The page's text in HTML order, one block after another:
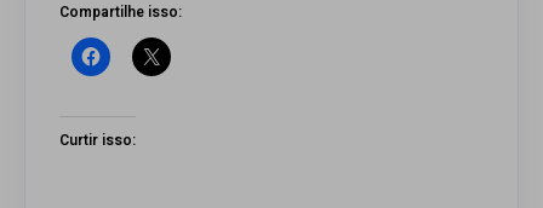
Compartilhe isso:
Curtir isso: